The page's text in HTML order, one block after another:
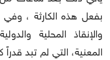
بفعل هذه الكارثة ،
والإنقاذ المحلية
المعنية، التي لم تبد